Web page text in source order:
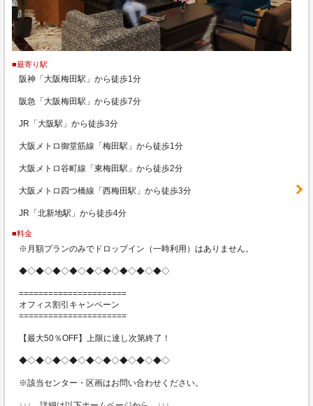
■最寄り駅
阪神「大阪梅田駅」から徒歩1分
阪急「大阪梅田駅」から徒歩7分
JR「大阪駅」から徒歩3分
大阪メトロ御堂筋線「梅田駅」から徒歩1分
大阪メトロ谷町線「東梅田駅」から徒歩2分
大阪メトロ四つ橋線「西梅田駅」から徒歩3分
JR「北新地駅」から徒歩4分
■料金
※月額プランのみでドロップイン（一時利用）はありません。
◆◇◆◇◆◇◆◇◆◇◆◇◆◇◆◇◆◇
======================
オフィス割引キャンペーン
======================
【最大50％OFF】上限に達し次第終了！
◆◇◆◇◆◇◆◇◆◇◆◇◆◇◆◇◆◇
※該当センター・区画はお問い合わせください。